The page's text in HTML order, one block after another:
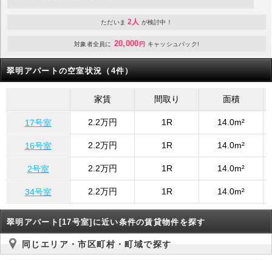
ただいま 2人 が検討中！
対象者全員に 20,000 円 キャッシュバック!
翠明アパートの空室状況（4件）
家賃 間取り 面積
17号室 2.2万円 1R 14.0m²
16号室 2.2万円 1R 14.0m²
2号室 2.2万円 1R 14.0m²
34号室 2.2万円 1R 14.0m²
翠明アパート[17号室]に近い条件の賃貸物件を探す
同じエリア・市区町村・町域で探す